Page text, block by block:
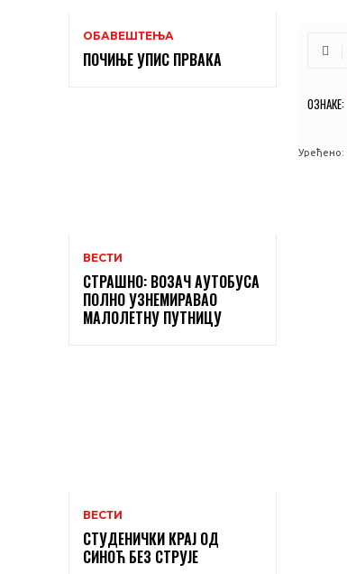
ОБАВЕШТЕЊА
ПОЧИЊЕ УПИС ПРВАКА
ВЕСТИ
СТРАШНО: ВОЗАЧ АУТОБУСА
ПОЛНО УЗНЕМИРАВАО
МАЛОЛЕТНУ ПУТНИЦУ
ВЕСТИ
СТУДЕНИЧКИ КРАЈ ОД
СИНОЋ БЕЗ СТРУЈЕ
ОЗНАКЕ:
Уређено: